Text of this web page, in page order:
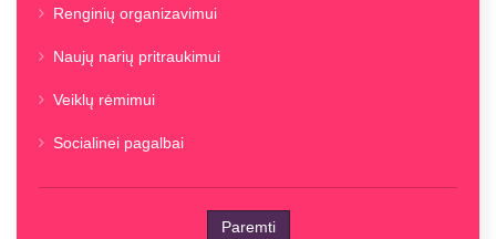
Renginių organizavimui
Naujų narių pritraukimui
Veiklų rėmimui
Socialinei pagalbai
Paremti